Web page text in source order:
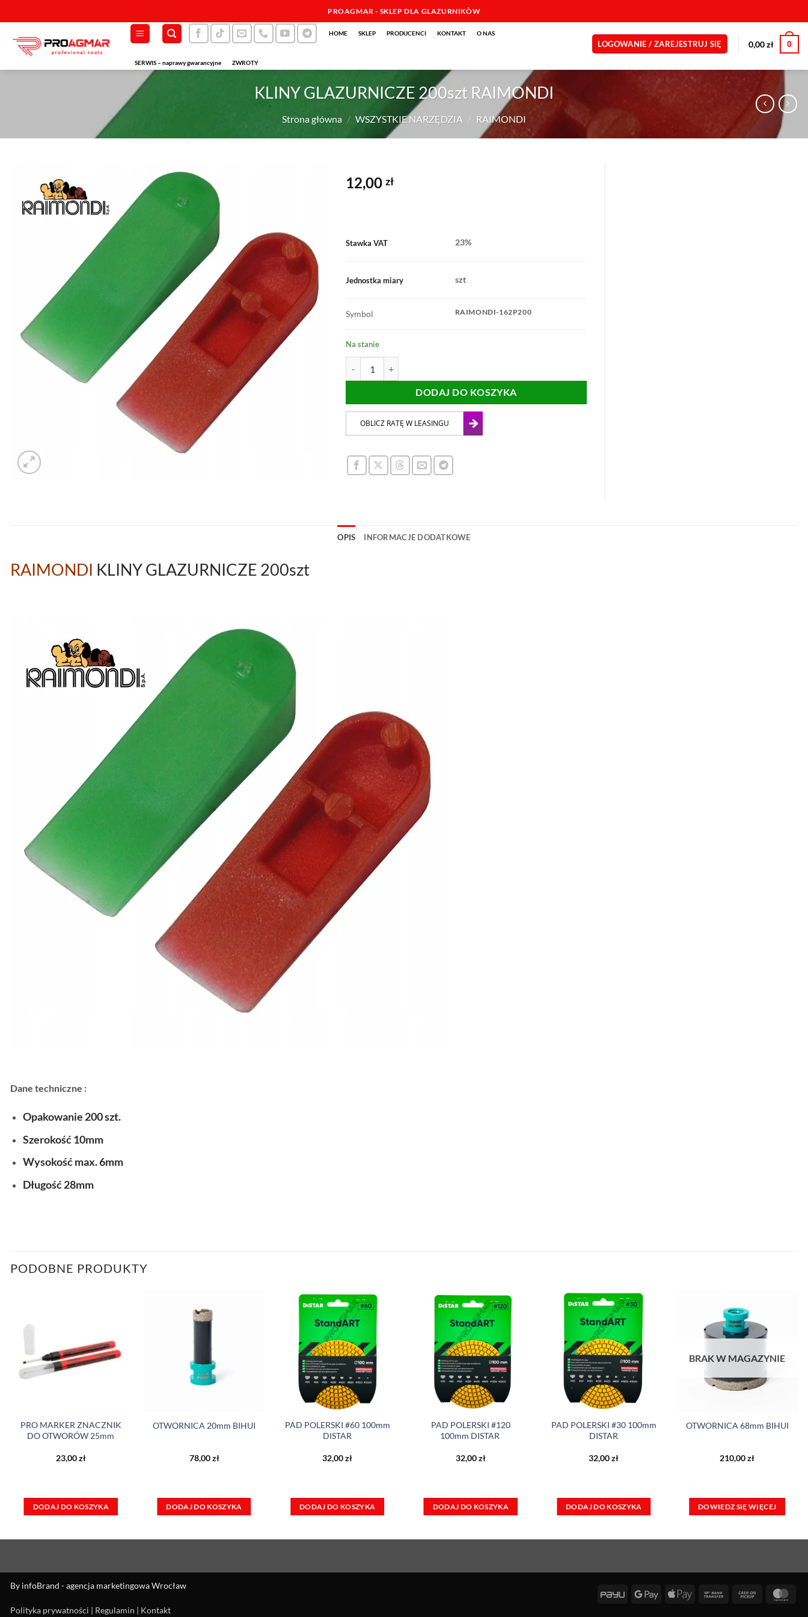
do
zawartości
PROAGMAR - SKLEP DLA GLAZURNIKÒW
HOME SKLEP PRODUCENCI KONTAKT O NAS
SERWIS – naprawy gwarancyjne ZWROTY
LOGOWANIE / ZAREJESTRUJ SIĘ 0,00zł 0
KLINY GLAZURNICZE 200szt RAIMONDI
Strona główna / WSZYSTKIE NARZĘDZIA / RAIMONDI
12,00zł
Stawka VAT 23%
Jednostka miary szt
Symbol RAIMONDI-162P200
Na stanie
DODAJ DO KOSZYKA
OPIS INFORMACJE DODATKOWE
RAIMONDI KLINY GLAZURNICZE 200szt
Dane techniczne :
Opakowanie 200 szt.
Szerokość 10mm
Wysokość max. 6mm
Długość 28mm
PODOBNE PRODUKTY
PRO MARKER ZNACZNIK
DO OTWORÓW 25mm
23,00zł
DODAJ DO KOSZYKA
OTWORNICA 20mm BIHUI
78,00zł
DODAJ DO KOSZYKA
PAD POLERSKI #60 100mm
DISTAR
32,00zł
DODAJ DO KOSZYKA
PAD POLERSKI #120
100mm DISTAR
32,00zł
DODAJ DO KOSZYKA
PAD POLERSKI #30 100mm
DISTAR
32,00zł
DODAJ DO KOSZYKA
BRAK W MAGAZYNIE
OTWORNICA 68mm BIHUI
210,00zł
DOWIEDZ SIĘ WIĘCEJ
PayU
Google
Apple
Bank
Cash
By infoBrand - agencja marketingowa Wrocław
Polityka prywatności Regulamin Kontakt